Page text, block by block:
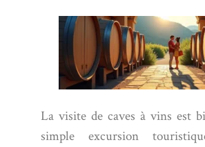
La visite de caves à vins est
simple excursion